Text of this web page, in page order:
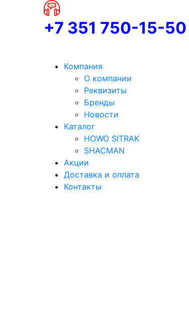
+7 351 750-15-50
Компания
О компании
Реквизиты
Бренды
Новости
Каталог
HOWO SITRAK
SHACMAN
Акции
Доставка и оплата
Контакты